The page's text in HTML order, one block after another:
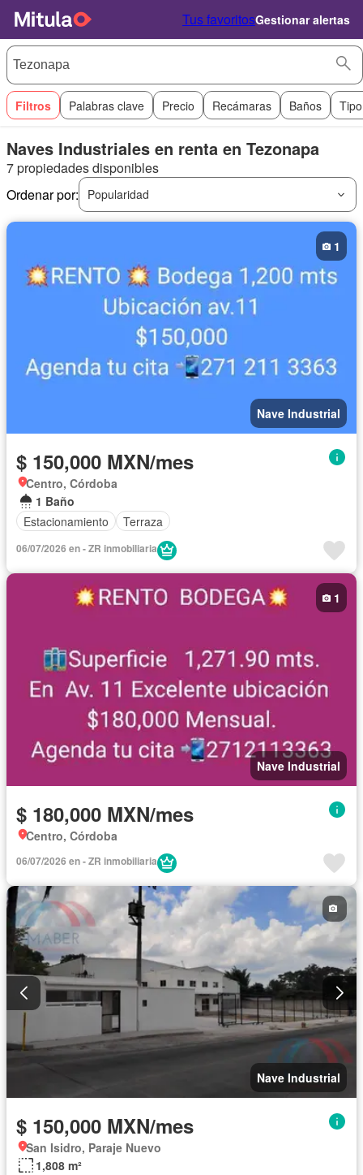
Tus favoritosGestionar alertas
Filtros Palabras clave Precio Recámaras Baños
Naves Industriales en renta en Tezonapa
7 propiedades disponibles
Ordenar por:
Popularidad
Nave Industrial
1
$ 150,000 MXN/mes
Centro, Córdoba
1 Baño
Estacionamiento
Terraza
06/07/2026 en - ZR inmobiliaria
Nave Industrial
1
$ 180,000 MXN/mes
Centro, Córdoba
06/07/2026 en - ZR inmobiliaria
Nave Industrial
$ 150,000 MXN/mes
San Isidro, Paraje Nuevo
1,808 m²